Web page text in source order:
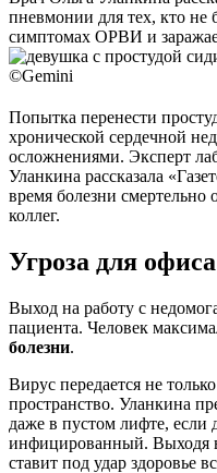
пневмонии для тех, кто
симптомах ОРВИ и
©Gemini
Попытка перенести
хронической сердечной
осложнениями. Эксперт
Уланкина рассказала
время болезни смертельно
коллег.
Угроза для офиса
Выход на работу с
пациента. Человек
болезни.
Вирус передается не
пространство. Уланкина
даже в пустом лифте, если
инфицированный. Выходя
ставит под удар здоровье